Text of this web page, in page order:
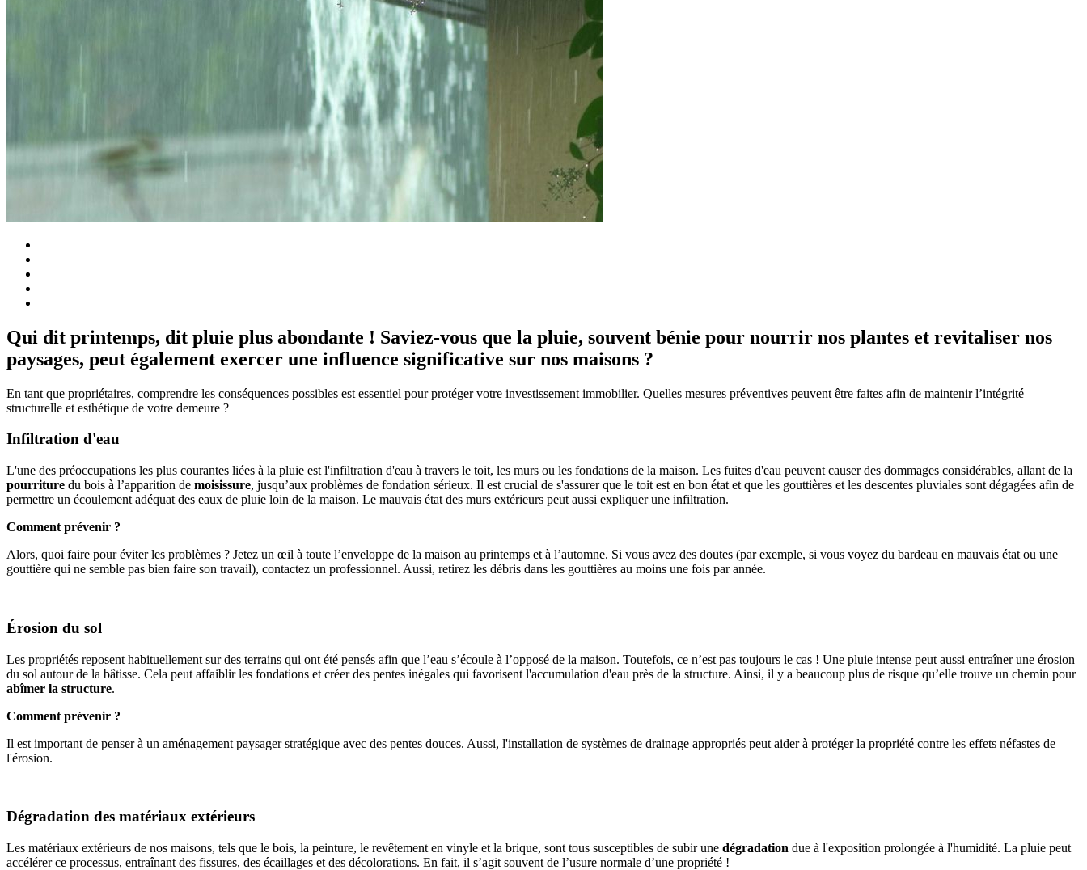
Qui dit printemps, dit pluie plus abondante ! Saviez-vous que la pluie, souvent bénie pour nourrir nos plantes et revitaliser nos
paysages, peut également exercer une influence significative sur nos maisons ?
En tant que propriétaires, comprendre les conséquences possibles est essentiel pour protéger votre investissement immobilier. Quelles mesures préventives peuvent être faites afin de maintenir l’intégrité
structurelle et esthétique de votre demeure ?
Infiltration d'eau
L'une des préoccupations les plus courantes liées à la pluie est l'infiltration d'eau à travers le toit, les murs ou les fondations de la maison. Les fuites d'eau peuvent causer des dommages considérables, allant de la
pourriture du bois à l’apparition de moisissure, jusqu’aux problèmes de fondation sérieux. Il est crucial de s'assurer que le toit est en bon état et que les gouttières et les descentes pluviales sont dégagées afin de
permettre un écoulement adéquat des eaux de pluie loin de la maison. Le mauvais état des murs extérieurs peut aussi expliquer une infiltration.
Comment prévenir ?
Alors, quoi faire pour éviter les problèmes ? Jetez un œil à toute l’enveloppe de la maison au printemps et à l’automne. Si vous avez des doutes (par exemple, si vous voyez du bardeau en mauvais état ou une
gouttière qui ne semble pas bien faire son travail), contactez un professionnel. Aussi, retirez les débris dans les gouttières au moins une fois par année.
Érosion du sol
Les propriétés reposent habituellement sur des terrains qui ont été pensés afin que l’eau s’écoule à l’opposé de la maison. Toutefois, ce n’est pas toujours le cas ! Une pluie intense peut aussi entraîner une érosion
du sol autour de la bâtisse. Cela peut affaiblir les fondations et créer des pentes inégales qui favorisent l'accumulation d'eau près de la structure. Ainsi, il y a beaucoup plus de risque qu’elle trouve un chemin pour
abîmer la structure.
Comment prévenir ?
Il est important de penser à un aménagement paysager stratégique avec des pentes douces. Aussi, l'installation de systèmes de drainage appropriés peut aider à protéger la propriété contre les effets néfastes de
l'érosion.
Dégradation des matériaux extérieurs
Les matériaux extérieurs de nos maisons, tels que le bois, la peinture, le revêtement en vinyle et la brique, sont tous susceptibles de subir une dégradation due à l'exposition prolongée à l'humidité. La pluie peut
accélérer ce processus, entraînant des fissures, des écaillages et des décolorations. En fait, il s’agit souvent de l’usure normale d’une propriété !